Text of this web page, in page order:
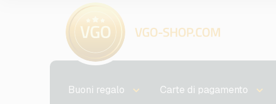
Buoni regalo Carte di pagamento